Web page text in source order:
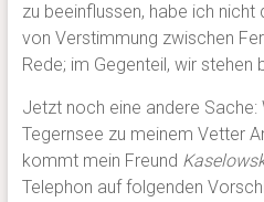
zu beeinflussen, habe ich
von Verstimmung zwischen
Rede; im Gegenteil, wir stehen
Jetzt noch eine andere Sache:
Tegernsee zu meinem Vetter
kommt mein Freund
Telephon auf folgenden